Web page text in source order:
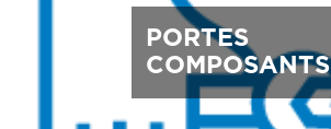
PORTES
COMPOSANTS